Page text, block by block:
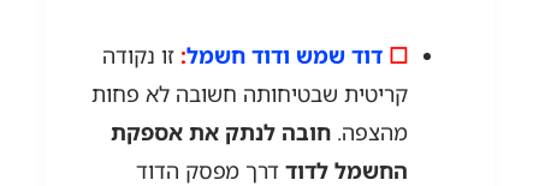
☐ דוד שמש ודוד חשמל: זו נקודה
קריטית שבטיחותה חשובה לא פחות
מהצפה. חובה לנתק את אספקת
החשמל לדודדרך מפסק הדוד